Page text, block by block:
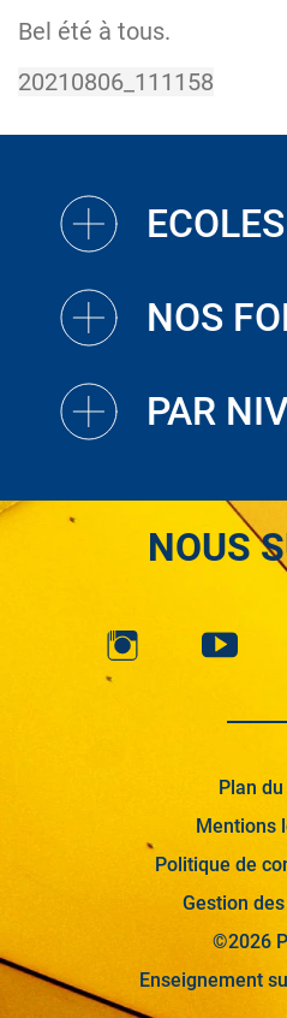
Bel été à tous.
ECOLES
NOS
PAR
NOUS
Plan
Mentions
Politique de
Gestion
©2026
Enseignement